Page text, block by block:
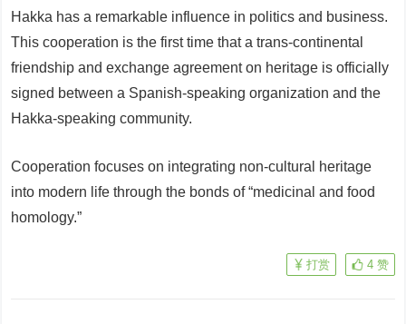
Hakka has a remarkable influence in politics and business.
This cooperation is the first time that a trans-continental
friendship and exchange agreement on heritage is officially
signed between a Spanish-speaking organization and the
Hakka-speaking community.
Cooperation focuses on integrating non-cultural heritage
into modern life through the bonds of “medicinal and food
homology.”
4 赞
打赏